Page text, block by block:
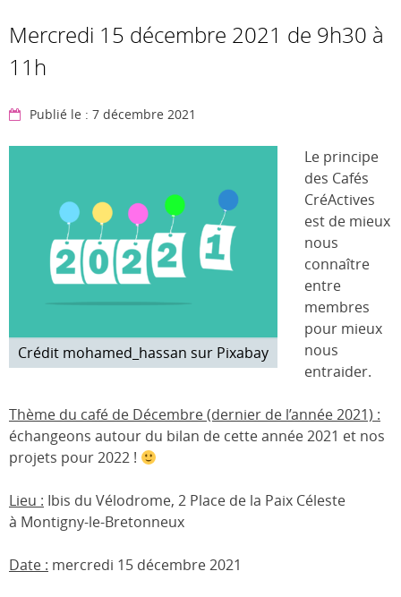
Mercredi 15 décembre 2021 de 9h30 à
11h
Publié le : 7 décembre 2021
Crédit mohamed_hassan sur Pixabay
Le principe
des Cafés
CréActives
est de mieux
nous
connaître
entre
membres
pour mieux
nous
entraider.
Thème du café de Décembre (dernier de l’année 2021) :
échangeons autour du bilan de cette année 2021 et nos
projets pour 2022 !
Lieu : Ibis du Vélodrome, 2 Place de la Paix Céleste
à Montigny-le-Bretonneux
Date : mercredi 15 décembre 2021